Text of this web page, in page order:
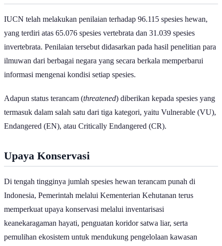
IUCN telah melakukan penilaian terhadap 96.115 spesies hewan,
yang terdiri atas 65.076 spesies vertebrata dan 31.039 spesies
invertebrata. Penilaian tersebut didasarkan pada hasil penelitian para
ilmuwan dari berbagai negara yang secara berkala memperbarui
informasi mengenai kondisi setiap spesies.
Adapun status terancam (threatened) diberikan kepada spesies yang
termasuk dalam salah satu dari tiga kategori, yaitu Vulnerable (VU),
Endangered (EN), atau Critically Endangered (CR).
Upaya Konservasi
Di tengah tingginya jumlah spesies hewan terancam punah di
Indonesia, Pemerintah melalui Kementerian Kehutanan terus
memperkuat upaya konservasi melalui inventarisasi
keanekaragaman hayati, penguatan koridor satwa liar, serta
pemulihan ekosistem untuk mendukung pengelolaan kawasan